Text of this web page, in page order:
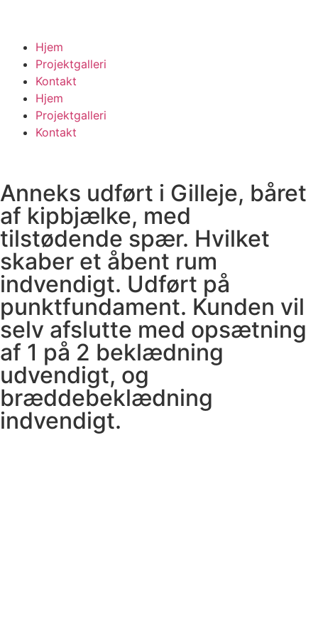
Hjem
Projektgalleri
Kontakt
Hjem
Projektgalleri
Kontakt
Anneks udført i Gilleje, båret
af kipbjælke, med
tilstødende spær. Hvilket
skaber et åbent rum
indvendigt. Udført på
punktfundament. Kunden vil
selv afslutte med opsætning
af 1 på 2 beklædning
udvendigt, og
bræddebeklædning
indvendigt.